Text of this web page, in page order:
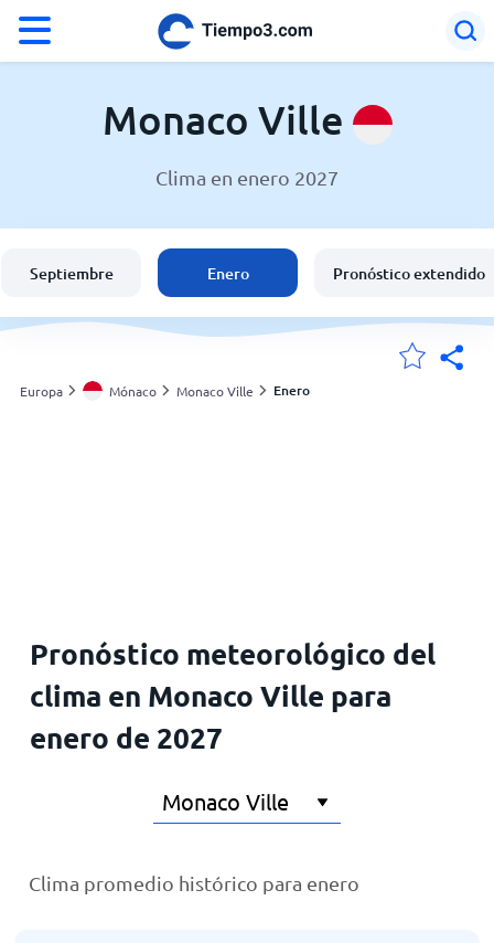
El clima en Monaco Ville
España
Argentina
Monaco Ville
Clima en enero 2027
Septiembre Enero Pronóstico extendido
Europa Mónaco Monaco Ville Enero
Pronóstico meteorológico del
clima en Monaco Ville para
enero de 2027
Clima promedio histórico para enero